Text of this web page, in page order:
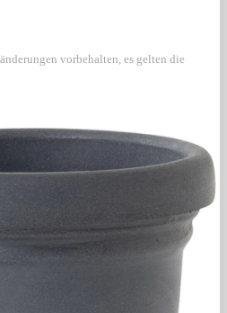
vorbehalten, es gelten die